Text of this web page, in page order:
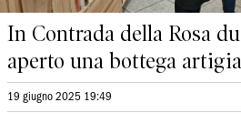
In Contrada della Rosa
aperto una bottega
19 giugno 2025 19:49